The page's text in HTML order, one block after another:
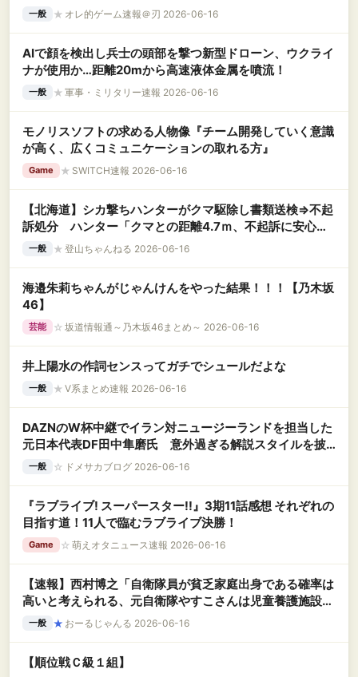
一般 ★ オレ的ゲーム速報＠刃 2026-06-16
AIで顔を検出し兵士の頭部を撃つ新型ドローン、ウクライ
ナが使用か…距離20mから高速液体金属を噴流！
一般 ★ 軍事・ミリタリー速報 2026-06-16
モノリスソフトの求める人物像『チーム開発していく意識
が高く、広くコミュニケーションの取れる方』
Game ★ SWITCH速報 2026-06-16
【北海道】シカ撃ちハンターがクマ駆除し書類送検⇒不起
訴処分 ハンター「クマとの距離4.7ｍ、不起訴に安心」
鉢合わせし発砲
一般 ★ 登山ちゃんねる 2026-06-16
海邉朱莉ちゃんがじゃんけんをやった結果！！！【乃木坂
46】
芸能 ☆ 坂道情報通～乃木坂46まとめ～ 2026-06-16
井上陽水の作詞センスってガチでシュールだよな
一般 ★ V系まとめ速報 2026-06-16
DAZNのW杯中継でイラン対ニュージーランドを担当した
元日本代表DF田中隼磨氏 意外過ぎる解説スタイルを披
露
一般 ☆ ドメサカブログ 2026-06-16
『ラブライブ! スーパースター!!』3期11話感想 それぞれの
目指す道！11人で臨むラブライブ決勝！
Game ☆ 萌えオタニュース速報 2026-06-16
【速報】西村博之「自衛隊員が貧乏家庭出身である確率は
高いと考えられる、元自衛隊やすこさんは児童養護施設出
身」
一般 ★ おーるじゃんる 2026-06-16
【順位戦Ｃ級１組】